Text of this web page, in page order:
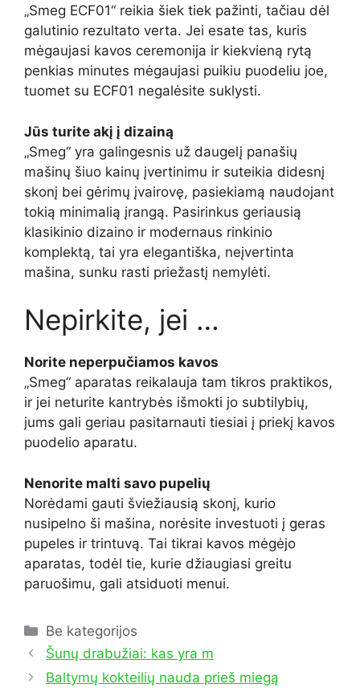
„Smeg ECF01“ reikia šiek tiek pažinti, tačiau dėl
galutinio rezultato verta. Jei esate tas, kuris
mėgaujasi kavos ceremonija ir kiekvieną rytą
penkias minutes mėgaujasi puikiu puodeliu joe,
tuomet su ECF01 negalėsite suklysti.
Jūs turite akį į dizainą
„Smeg“ yra galingesnis už daugelį panašių
mašinų šiuo kainų įvertinimu ir suteikia didesnį
skonį bei gėrimų įvairovę, pasiekiamą naudojant
tokią minimalią įrangą. Pasirinkus geriausią
klasikinio dizaino ir modernaus rinkinio
komplektą, tai yra elegantiška, neįvertinta
mašina, sunku rasti priežastį nemylėti.
Nepirkite, jei …
Norite neperpučiamos kavos
„Smeg“ aparatas reikalauja tam tikros praktikos,
ir jei neturite kantrybės išmokti jo subtilybių,
jums gali geriau pasitarnauti tiesiai į priekį kavos
puodelio aparatu.
Nenorite malti savo pupelių
Norėdami gauti šviežiausią skonį, kurio
nusipelno ši mašina, norėsite investuoti į geras
pupeles ir trintuvą. Tai tikrai kavos mėgėjo
aparatas, todėl tie, kurie džiaugiasi greitu
paruošimu, gali atsiduoti menui.
Kategorijos
Be kategorijos
Šunų drabužiai: kas yra m
Baltymų kokteilių nauda prieš miegą